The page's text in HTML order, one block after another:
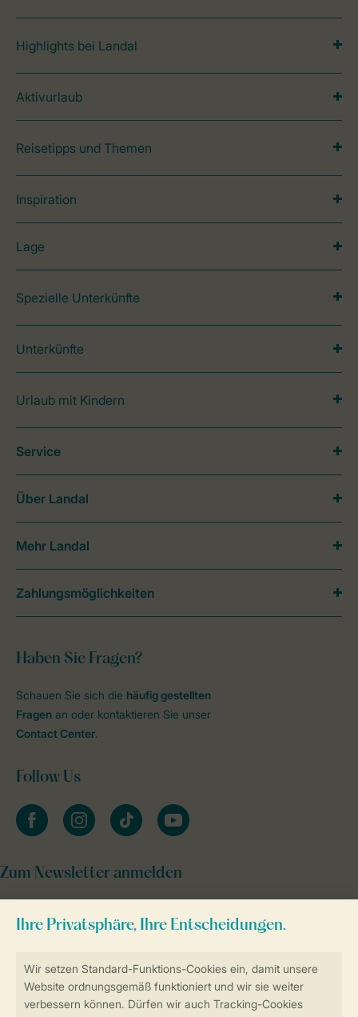
Sicher und schnell zur Online-Buchung
Highlights bei Landal
Aktivurlaub
Reisetipps und Themen
Inspiration
Lage
Spezielle Unterkünfte
Unterkünfte
Urlaub mit Kindern
Haben Sie Fragen?
Schauen Sie sich die häufig gestellten
Fragen an oder kontaktieren Sie unser
Contact Center.
Follow Us
facebookinstagramtiktok youtube
Zum Newsletter anmelden
Service
Über Landal
Mehr Landal
Zahlungsmöglichkeiten